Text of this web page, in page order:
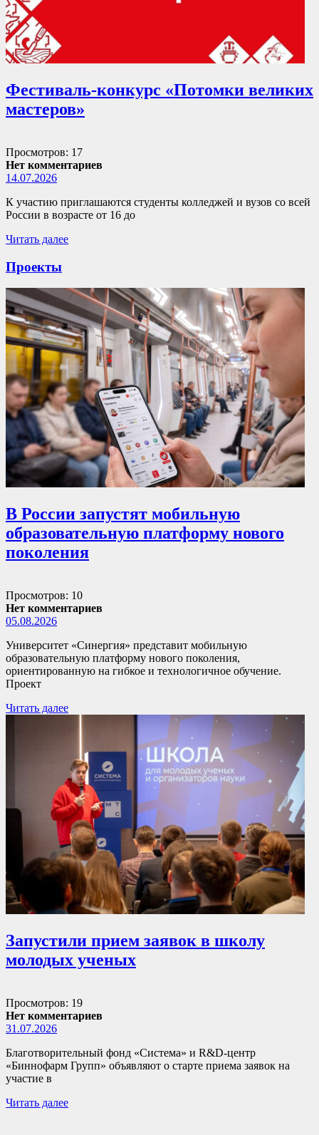
Фестиваль-конкурс «Потомки великих
мастеров»
Просмотров: 17
Нет комментариев
14.07.2026
К участию приглашаются студенты колледжей и вузов со всей
России в возрасте от 16 до
Читать далее
Проекты
В России запустят мобильную
образовательную платформу нового
поколения
Просмотров: 10
Нет комментариев
05.08.2026
Университет «Синергия» представит мобильную
образовательную платформу нового поколения,
ориентированную на гибкое и технологичное обучение.
Проект
Читать далее
Запустили прием заявок в школу
молодых ученых
Просмотров: 19
Нет комментариев
31.07.2026
Благотворительный фонд «Система» и R&D-центр
«Биннофарм Групп» объявляют о старте приема заявок на
участие в
Читать далее